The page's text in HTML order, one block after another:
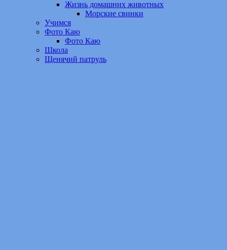
Жизнь домашних животных
Морские свинки
Учимся
Фото Каю
Фото Каю
Школа
Щенячий патруль